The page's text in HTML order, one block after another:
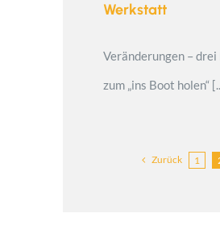
Werkstatt
Veränderungen –
zum „ins Boot holen“
Zurück 1